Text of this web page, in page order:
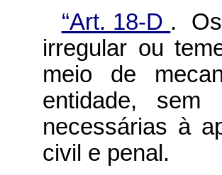
“Art. 18-D . Os
irregular ou
meio de
entidade, sem
necessárias à
civil e penal.